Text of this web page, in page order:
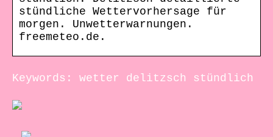
stündliche Wettervorhersage für
morgen. Unwetterwarnungen.
freemeteo.de.
Keywords: wetter delitzsch stündlich